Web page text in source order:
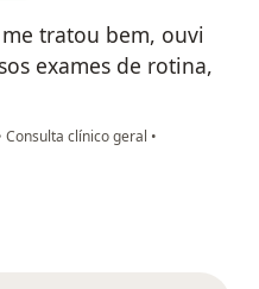
tratou bem, ouvi
exames de rotina,
Consulta clínico geral •